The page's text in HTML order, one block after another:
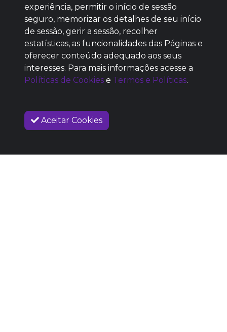
Baixe agora nosso app
SEM REPUTAÇÃO
DEFINIDA
experiência, permitir o início de sessão
seguro, memorizar os detalhes de seu início
de sessão, gerir a sessão, recolher
estatísticas, as funcionalidades das Páginas e
oferecer conteúdo adequado aos seus
interesses. Para mais informações acesse a
Políticas de Cookies e Termos e Políticas.
Aceitar Cookies